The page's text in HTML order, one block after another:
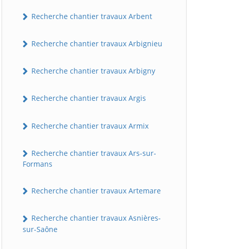
Recherche chantier travaux Arbent
Recherche chantier travaux Arbignieu
Recherche chantier travaux Arbigny
Recherche chantier travaux Argis
Recherche chantier travaux Armix
Recherche chantier travaux Ars-sur-
Formans
Recherche chantier travaux Artemare
Recherche chantier travaux Asnières-
sur-Saône